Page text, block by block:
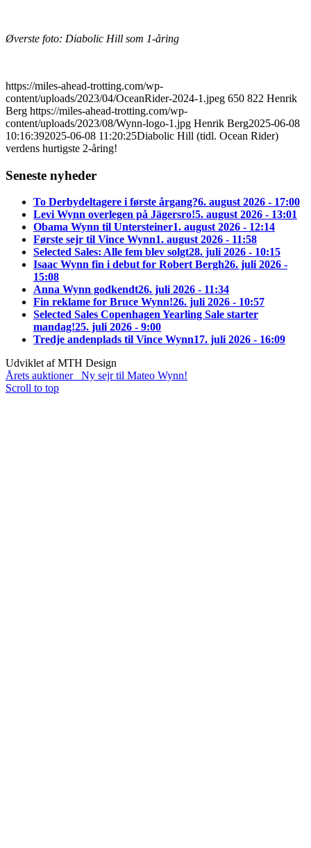
Øverste foto: Diabolic Hill som 1-åring
https://miles-ahead-trotting.com/wp-
content/uploads/2023/04/OceanRider-2024-1.jpeg 650 822 Henrik
Berg https://miles-ahead-trotting.com/wp-
content/uploads/2023/08/Wynn-logo-1.jpg Henrik Berg2025-06-08
10:16:392025-06-08 11:20:25Diabolic Hill (tidl. Ocean Rider)
verdens hurtigste 2-åring!
Seneste nyheder
To Derbydeltagere i første årgang?6. august 2026 - 17:00
Levi Wynn overlegen på Jägersro!5. august 2026 - 13:01
Obama Wynn til Untersteiner1. august 2026 - 12:14
Første sejr til Vince Wynn1. august 2026 - 11:58
Selected Sales: Alle fem blev solgt28. juli 2026 - 10:15
Isaac Wynn fin i debut for Robert Bergh26. juli 2026 -
15:08
Anna Wynn godkendt26. juli 2026 - 11:34
Fin reklame for Bruce Wynn!26. juli 2026 - 10:57
Selected Sales Copenhagen Yearling Sale starter
mandag!25. juli 2026 - 9:00
Tredje andenplads til Vince Wynn17. juli 2026 - 16:09
Udviklet af MTH Design
Årets auktioner
Ny sejr til Mateo Wynn!
Scroll to top